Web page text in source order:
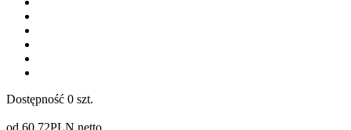
Dostępność 0 szt.
od 60,72PLN netto